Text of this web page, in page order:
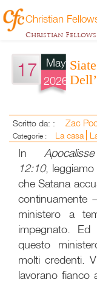
Christian
Christian
17
May
2026
Scritto da: : Zac
Categorie : La casa
InApocalisse
12:10, leggiamo
che Satana
continuamente
ministero a
impegnato.
questo
molti credenti.
lavorano fianco